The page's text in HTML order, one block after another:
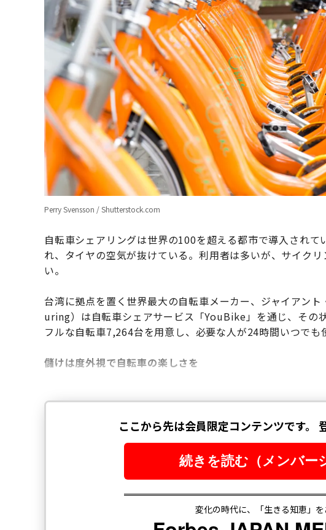
Perry Svensson / Shutterstock.com
自転車シェアリングは世界の100を超える都市で導入され
れ、タイヤの空気が抜けている。利用者は多いが、サイク
い。
台湾に拠点を置く世界最大の自転車メーカー、ジャイアン
uring）は自転車シェアサービス「YouBike」を通じ、その
フルな自転車7,264台を用意し、必要な人が24時間いつでも
儲けは度外視で自転車の楽しさを